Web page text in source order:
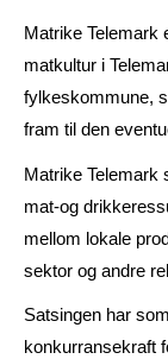
Matrike Telemark
matkultur i
fylkeskommune,
fram til den
Matrike Telemark
mat-og
mellom lokale
sektor og andre
Satsingen har
konkurransekraft